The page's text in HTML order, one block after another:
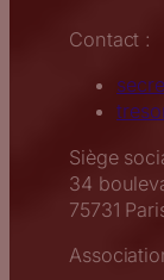
Contact :
Siège
34
75731